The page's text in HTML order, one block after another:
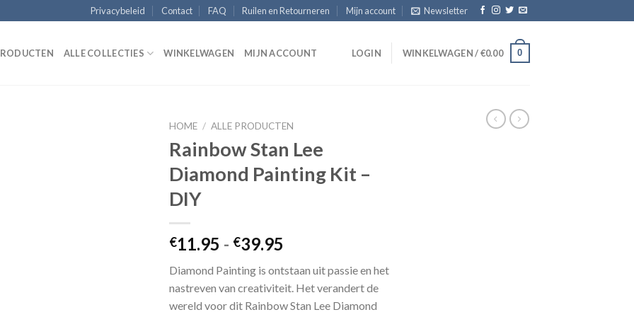
Privacybeleid Contact FAQ Ruilen en Retourneren Mijn account Newsletter
ALLE COLLECTIES WINKELWAGEN MIJN ACCOUNT LOGIN WINKELWAGEN /€0.00 0
HOME / ALLE PRODUCTEN
Rainbow Stan Lee
Diamond Painting Kit –
DIY
€11.95 - €39.95
tot
€39.95
Diamond Painting is ontstaan ​​uit passie en het
nastreven van creativiteit. Het verandert de
wereld voor dit Rainbow Stan Lee Diamond